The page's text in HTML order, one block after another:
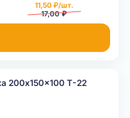
11,50 ₽/шт.
17,00 ₽
200x150x100 Т-22